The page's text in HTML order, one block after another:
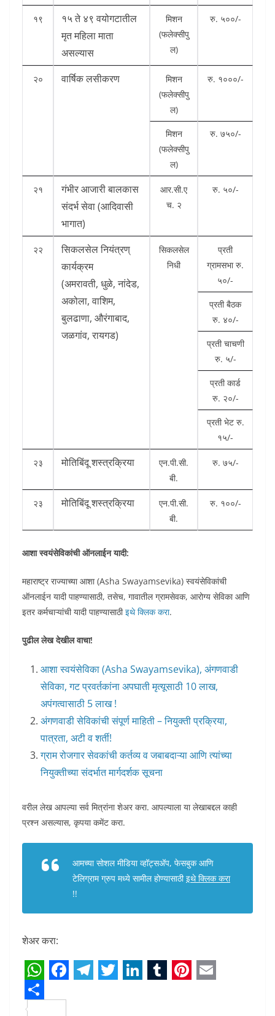
१९
१५ ते ४९ वयोगटातील
मृत महिला माता
असल्यास
मिशन
(फलेक्सीपु
ल)
रु. ५००/-
२० वार्षिक लसीकरण
मिशन
(फलेक्सीपु
ल)
रु. १०००/-
मिशन
(फलेक्सीपु
ल)
रु. ७५०/-
२१
गंभीर आजारी बालकास
संदर्भ सेवा (आदिवासी
भागात)
आर.सी.ए
च. २
रु. ५०/-
२२
सिकलसेल नियंत्रण्
कार्यक्रम
(अमरावती, धुळे, नांदेड,
अकोला, वाशिम,
बुलढाणा, औरंगाबाद,
जळगांव, रायगड)
सिकलसेल
निधी
प्रती
ग्रामसभा रु.
५०/-
प्रती बैठक
रु. ४०/-
प्रती चाचणी
रु. ५/-
प्रती कार्ड
रु. २०/-
प्रती भेट रु.
१५/-
२३ मोतिबिंदू शस्त्रक्रिया
एन.पी.सी.
बी.
रु. ७५/-
२३ मोतिबिंदू शस्त्रक्रिया
एन.पी.सी.
बी.
रु. १००/-
आशा स्वयंसेविकांची ऑनलाईन यादी:
महाराष्ट्र राज्याच्या आशा (Asha Swayamsevika) स्वयंसेविकांची
ऑनलाईन यादी पाहण्यासाठी, तसेच, गावातील ग्रामसेवक, आरोग्य सेविका आणि
इतर कर्मचाऱ्यांची यादी पाहण्यासाठीइथे क्लिक करा.
पुढील लेख देखील वाचा!
आशा स्वयंसेविका (Asha Swayamsevika), अंगणवाडी
सेविका, गट प्रवर्तकांना अपघाती मृत्यूसाठी 10 लाख,
अपंगत्वासाठी 5 लाख !
अंगणवाडी सेविकांची संपूर्ण माहिती – नियुक्ती प्रक्रिया,
पात्रता, अटी व शर्ती!
ग्राम रोजगार सेवकांची कर्तव्य व जबाबदाऱ्या आणि त्यांच्या
नियुक्तीच्या संदर्भात मार्गदर्शक सूचना
वरील लेख आपल्या सर्व मित्रांना शेअर करा. आपल्याला या लेखाबद्दल काही
प्रश्न असल्यास, कृपया कमेंट करा.
आमच्या सोशल मीडिया व्हॉट्सअ‍ॅप, फेसबुक आणि
टेलिग्राम ग्रुप मध्ये सामील होण्यासाठीइथे क्लिक करा
!!
शेअर करा:
W
h a
S